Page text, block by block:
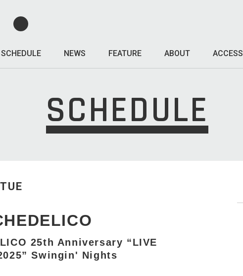
SCHEDULE NEWS FEATURE ABOUT ACCESS
SCHEDULE
TUE
25th Anniversary “LIVE
Swingin' Nights